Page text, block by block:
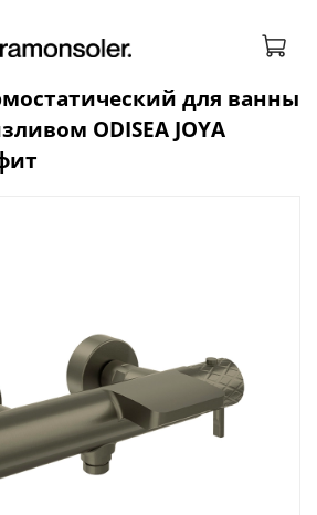
для ванны
ODISEA JOYA